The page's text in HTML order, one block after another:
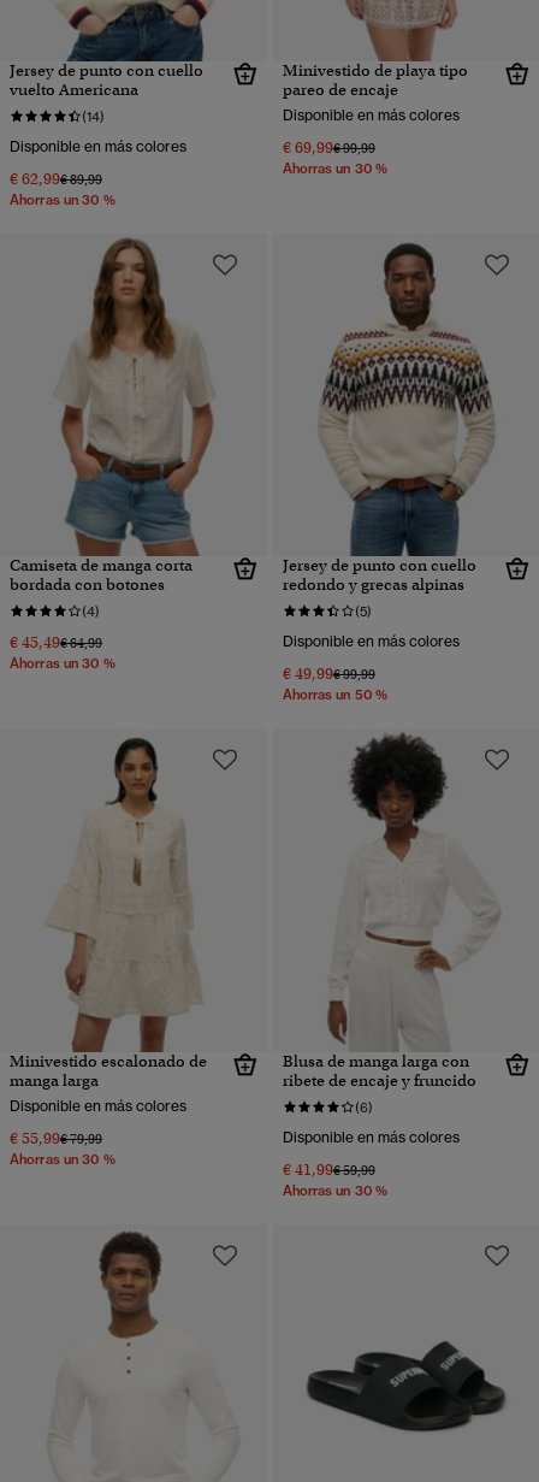
Jersey de punto con cuello
vuelto Americana
(14)
Disponible en más colores
€ 62,99Precio rebajado de
€ 89,99a
Ahorras un 30 %
Minivestido de playa tipo
pareo de encaje
Disponible en más colores
€ 69,99Precio rebajado de
€ 99,99a
Ahorras un 30 %
Camiseta de manga corta
bordada con botones
(4)
€ 45,49Precio rebajado de
€ 64,99a
Ahorras un 30 %
Jersey de punto con cuello
redondo y grecas alpinas
(5)
Disponible en más colores
€ 49,99Precio rebajado de
€ 99,99a
Ahorras un 50 %
Minivestido escalonado de
manga larga
Disponible en más colores
€ 55,99Precio rebajado de
€ 79,99a
Ahorras un 30 %
Blusa de manga larga con
ribete de encaje y fruncido
(6)
Disponible en más colores
€ 41,99Precio rebajado de
€ 59,99a
Ahorras un 30 %